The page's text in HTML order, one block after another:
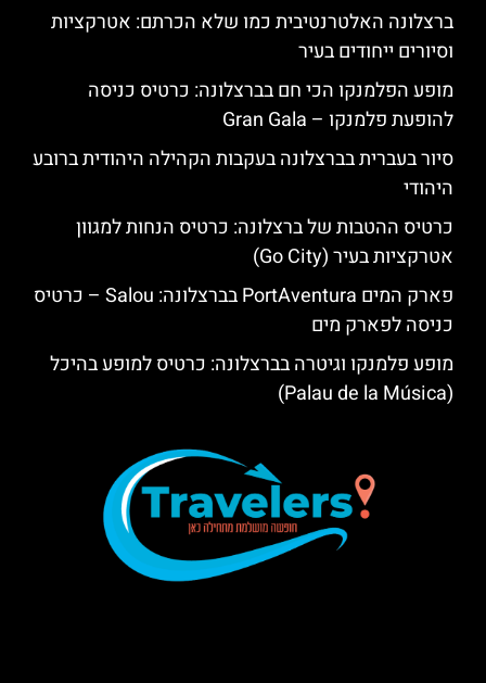
ברצלונה האלטרנטיבית כמו שלא הכרתם: אטרקציות
וסיורים ייחודים בעיר
מופע הפלמנקו הכי חם בברצלונה: כרטיס כניסה
להופעת פלמנקו – Gran Gala
סיור בעברית בברצלונה בעקבות הקהילה היהודית ברובע
היהודי
כרטיס ההטבות של ברצלונה: כרטיס הנחות למגוון
אטרקציות בעיר (Go City)
פארק המים PortAventura בברצלונה: Salou – כרטיס
כניסה לפארק מים
מופע פלמנקו וגיטרה בברצלונה: כרטיס למופע בהיכל
(Palau de la Música)